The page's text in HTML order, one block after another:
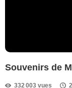
Souvenirs de
332 003 vues